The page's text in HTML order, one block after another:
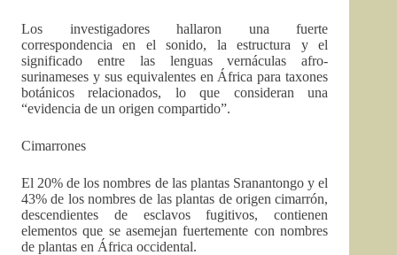
Los investigadores hallaron una fuerte
correspondencia en el sonido, la estructura y el
significado entre las lenguas vernáculas afro-
surinameses y sus equivalentes en África para taxones
botánicos relacionados, lo que consideran una
“evidencia de un origen compartido”.
Cimarrones
El 20% de los nombres de las plantas Sranantongo y el
43% de los nombres de las plantas de origen cimarrón,
descendientes de esclavos fugitivos, contienen
elementos que se asemejan fuertemente con nombres
de plantas en África occidental.